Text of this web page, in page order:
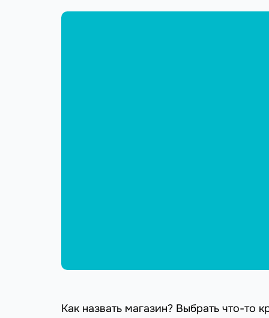
Как назвать магазин? Выбрать что-то